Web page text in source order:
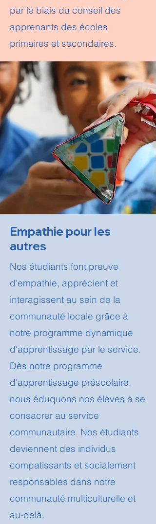
par le biais du conseil des
apprenants des écoles
primaires et secondaires.
Empathie pour les
autres
Nos étudiants font preuve
d'empathie, apprécient et
interagissent au sein de la
communauté locale grâce à
notre programme dynamique
d'apprentissage par le service.
Dès notre programme
d'apprentissage préscolaire,
nous éduquons nos élèves à se
consacrer au service
communautaire. Nos étudiants
deviennent des individus
compatissants et socialement
responsables dans notre
communauté multiculturelle et
au-delà.